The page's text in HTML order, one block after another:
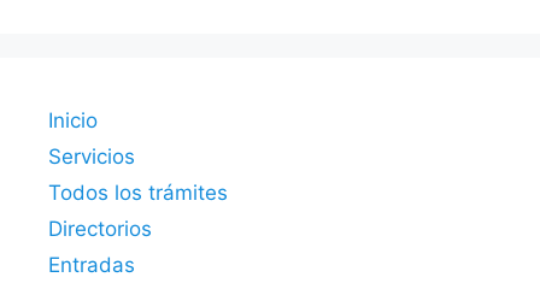
Inicio
Servicios
Todos los trámites
Directorios
Entradas